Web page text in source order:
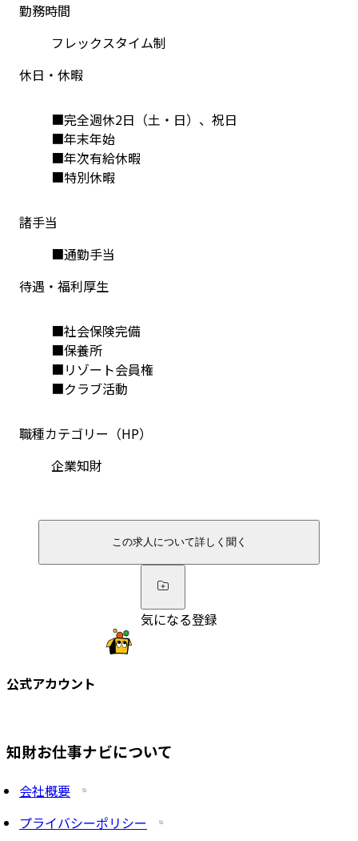
勤務時間
フレックスタイム制
休日・休暇
■完全週休2⽇（⼟・⽇）、祝⽇
■年末年始
■年次有給休暇
■特別休暇
諸手当
■通勤手当
待遇・福利厚生
■社会保険完備
■保養所
■リゾート会員権
■クラブ活動
職種カテゴリー（HP）
企業知財
この求人について詳しく聞く
気になる登録
公式アカウント
知財お仕事ナビについて
会社概要
プライバシーポリシー